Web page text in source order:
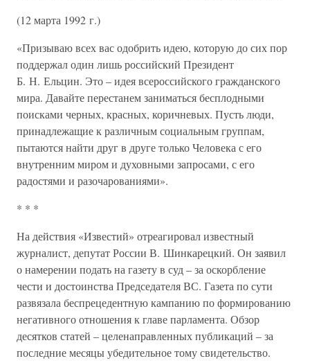
(12 марта 1992 г.)
«Призываю всех вас одобрить идею, которую до сих пор
поддержал один лишь российский Президент
Б. Н. Ельцин. Это – идея всероссийского гражданского
мира. Давайте перестанем заниматься бесплодными
поисками черных, красных, коричневых. Пусть люди,
принадлежащие к различным социальным группам,
пытаются найти друг в друге только Человека с его
внутренним миром и духовными запросами, с его
радостями и разочарованиями».
* * *
На действия «Известий» отреагировал известный
журналист, депутат России В. Шинкарецкий. Он заявил
о намерении подать на газету в суд – за оскорбление
чести и достоинства Председателя ВС. Газета по сути
развязала беспрецедентную кампанию по формированию
негативного отношения к главе парламента. Обзор
десятков статей – целенаправленных публикаций – за
последние месяцы убедительное тому свидетельство.